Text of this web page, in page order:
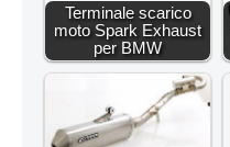
Terminale scarico
moto Spark Exhaust
per BMW